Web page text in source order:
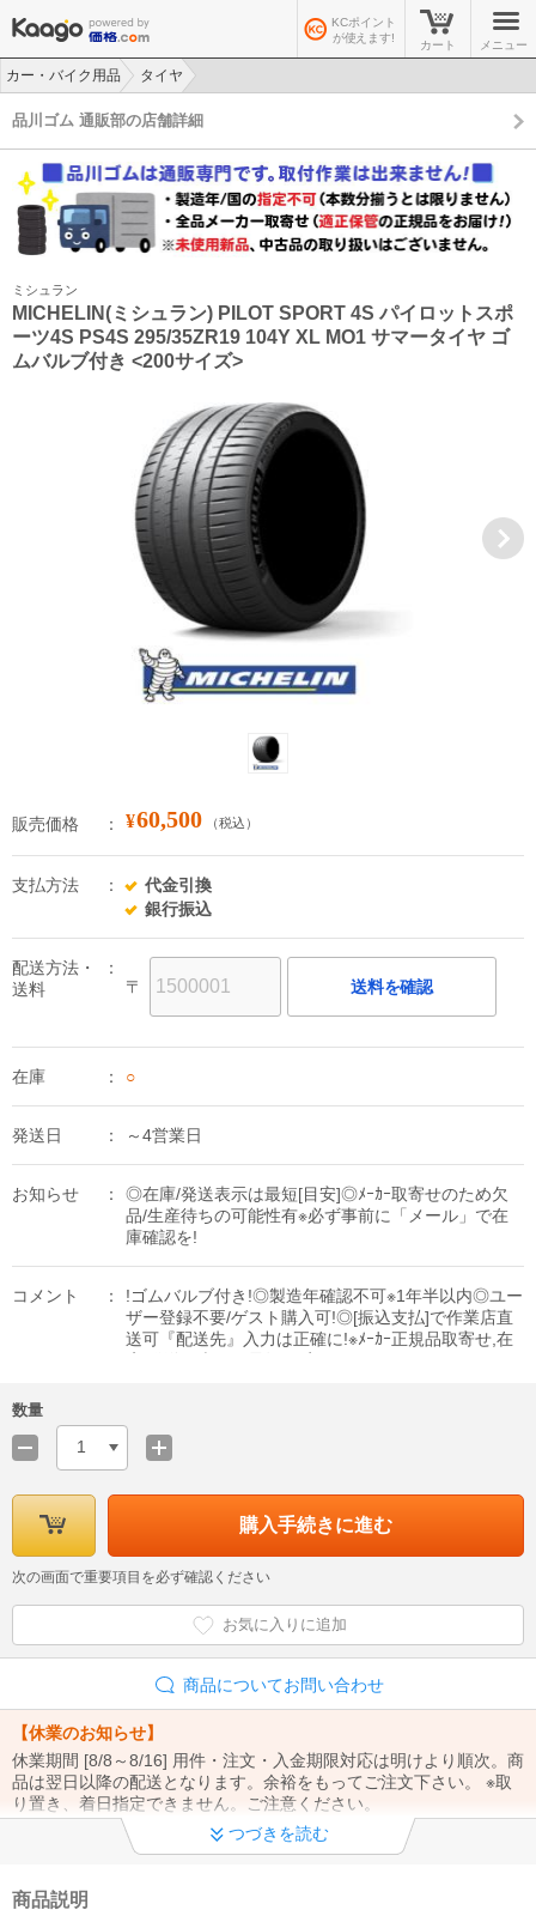
KCポイント
が使えます!
カート メニュー
カー・バイク用品
タイヤ
品川ゴム 通販部の店舗詳細
ミシュラン
MICHELIN(ミシュラン) PILOT SPORT 4S パイロットスポ
ーツ4S PS4S 295/35ZR19 104Y XL MO1 サマータイヤ ゴ
ムバルブ付き <200サイズ>
販売価格 ¥60,500 （税込）
支払方法
代金引換
銀行振込
配送方法・
送料
〒 送料を確認
在庫 ○
発送日 ～4営業日
お知らせ
◎在庫/発送表示は最短[目安]◎ﾒｰｶｰ取寄せのため欠
品/生産待ちの可能性有※必ず事前に「メール」で在
庫確認を!
コメント
!ゴムバルブ付き!◎製造年確認不可※1年半以内◎ユー
ザー登録不要/ゲスト購入可!◎[振込支払]で作業店直
送可『配送先』入力は正確に!※ﾒｰｶｰ正規品取寄せ,在
数量
1
購入手続きに進む
次の画面で重要項目を必ず確認ください
お気に入りに追加
商品についてお問い合わせ
【休業のお知らせ】
休業期間 [8/8～8/16] 用件・注文・入金期限対応は明けより順次。商
品は翌日以降の配送となります。余裕をもってご注文下さい。 ※取
り置き、着日指定できません。ご注意ください。
ん）②お問合せは「メール」でお願い致します。③お支払い方法・
つづきを読む
商品説明